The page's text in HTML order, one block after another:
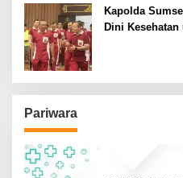
Kapolda
Dini
Pariwara